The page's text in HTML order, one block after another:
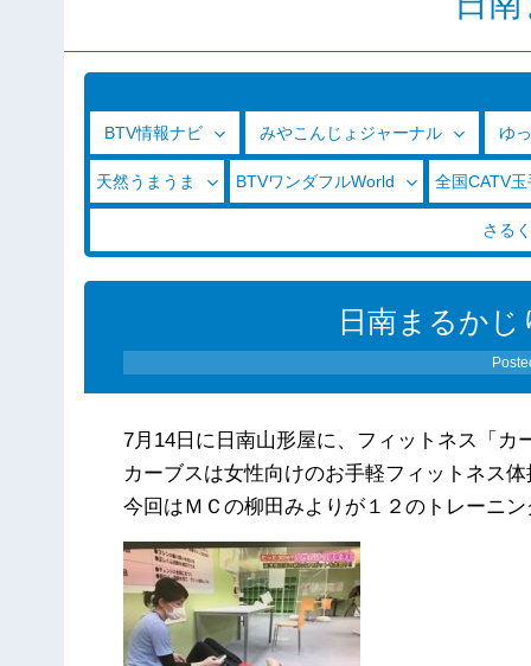
BTV情報ナビ みやこんじょジャーナル ゆ
天然うまうま BTVワンダフルWorld 全国CATV
さる
日南まるか
7月14日に日南山形屋に、フィットネス「カ
カーブスは女性向けのお手軽フィットネス
今回はＭＣの柳田みよりが１２のトレーニ